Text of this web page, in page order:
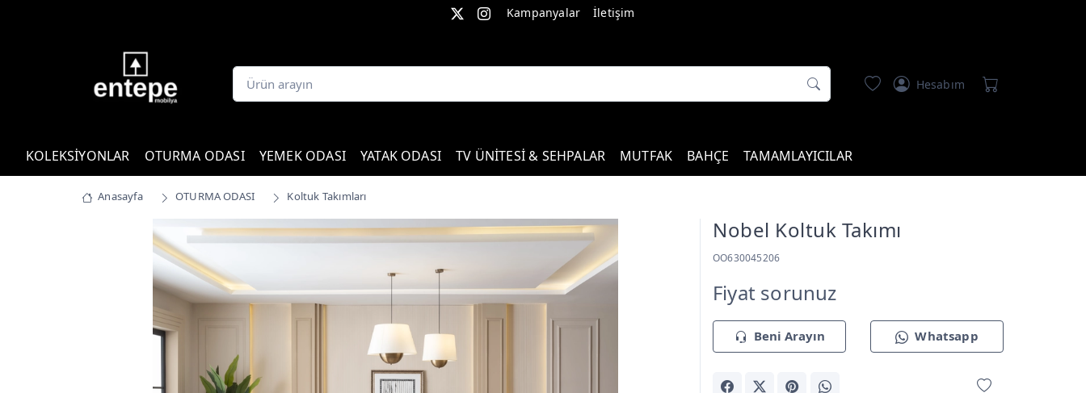
Kampanyalar İletişim
Hesabım
KOLEKSİYONLAR OTURMA ODASI YEMEK ODASI YATAK ODASI TV ÜNİTESİ & SEHPALAR MUTFAK BAHÇE TAMAMLAYICILAR
Anasayfa OTURMA ODASI Koltuk Takımları
Nobel Koltuk Takımı
OO630045206
Fiyat sorunuz
Beni Arayın Whatsapp